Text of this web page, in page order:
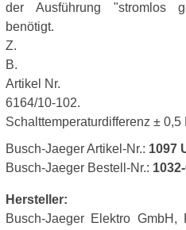
der Ausführung "stromlos
benötigt.
Z.
B.
Artikel Nr.
6164/10-102.
Schalttemperaturdifferenz ± 0,5
Busch-Jaeger Artikel-Nr.: 1097
Busch-Jaeger Bestell-Nr.:
Hersteller:
Busch-Jaeger Elektro GmbH,